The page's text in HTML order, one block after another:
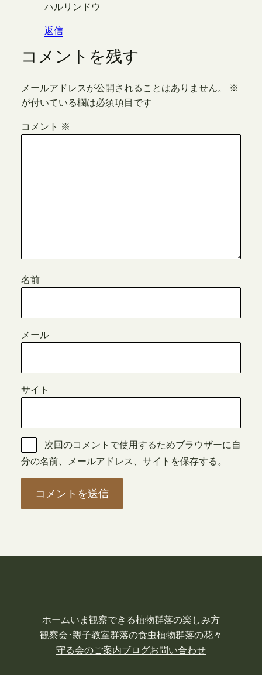
ハルリンドウ
返信
コメントを残す
メールアドレスが公開されることはありません。
※
が付いている欄は必須項目です
コメント ※
名前
メール
サイト
次回のコメントで使用するためブラウザーに自
分の名前、メールアドレス、サイトを保存する。
ホームいま観察できる植物群落の楽しみ方
観察会･親子教室群落の食虫植物群落の花々
守る会のご案内ブログお問い合わせ